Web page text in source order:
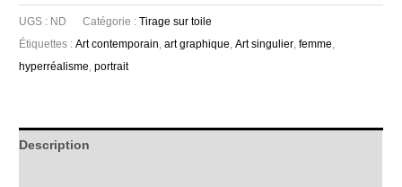
UGS : ND Catégorie :Tirage sur toile
Étiquettes :Art contemporain,art graphique,Art singulier,femme,
hyperréalisme,portrait
Description